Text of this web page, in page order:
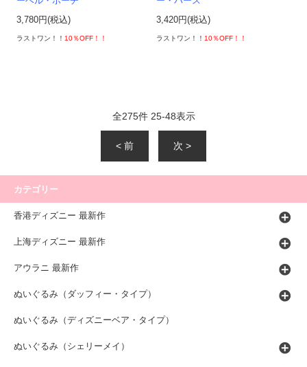
3,780円(税込)
ラストワン！！ 10％OFF！！
3,420円(税込)
ラストワン！！ 10％OFF！！
全275件 25-48表示
< 前 次 >
カテゴリー
香港ディズニー 最新作
上海ディズニー 最新作
アウラニ 最新作
ぬいぐるみ（ダッフィー・タイプ）
ぬいぐるみ（ディズニーベア・タイプ）
ぬいぐるみ（シェリーメイ）